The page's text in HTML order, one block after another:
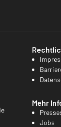
Mehr
Jobs